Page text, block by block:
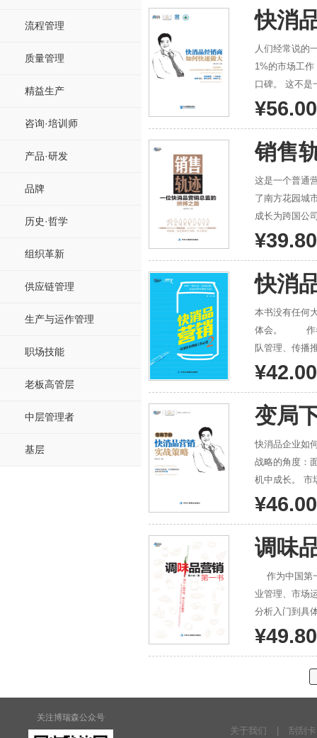
流程管理
质量管理
精益生产
咨询·培训师
产品·研发
品牌
历史·哲学
组织革新
供应链管理
生产与运作管理
职场技能
老板高管层
中层管理者
基层
验，通过此书奉上。 无论时代的发展多么迅速，竞争多么激烈和变化多端，
快消
人们经常说的
1%的市场工作
口碑。 这不是一本书，这是告诉我们经销商如何与市场俱进的肺腑声音。 重构期的市场周期已经到来，而构
成市场重构期
了渠道有货的
¥56.00
销售
这是一个普通
了南方花园城
成长为跨国公
亲癌症的手术
一名基层的销售员成
¥39.80
快消
本书没有任何
体会。 作者将自己十余年实实在在的经验与知识技能积累，原汁原味奉献给读者。本书从市场操作、团
队管理、传播
的话语娓娓道
¥42.00
变局
快消品企业如
战略的角度：
机中成长。 市场的角度：从空白市场开发到成熟期的市场经营与管理，全案展示了一个企业市场建设的全过
程。 渠道变革的角度：结合实践阐述了如何制定正确的渠道策略，如何实施渠道分类运作。 终端的角度：
¥46.00
调味
业管理、市场运作、产品
分析入门到具
与分析更是让
¥49.80
关注博瑞森公众号
关于我们
刮刮卡